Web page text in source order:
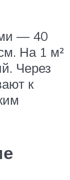
— 40
На 1 м²
Через
к